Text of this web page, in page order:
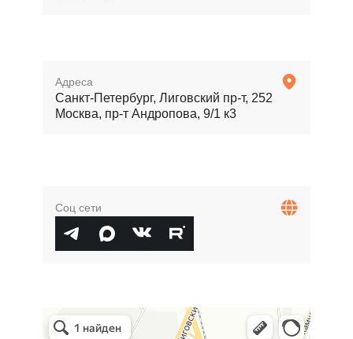
Соц сети
Адреса
Санкт-Петербург, Лиговский пр-т, 252
Москва, пр-т Андропова, 9/1 к3